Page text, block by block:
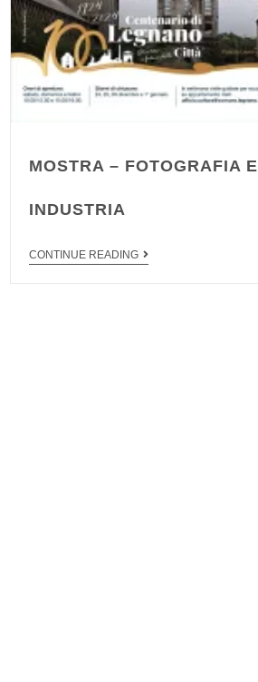
MOSTRA – FOTOGRAFIA E
INDUSTRIA
CONTINUE READING